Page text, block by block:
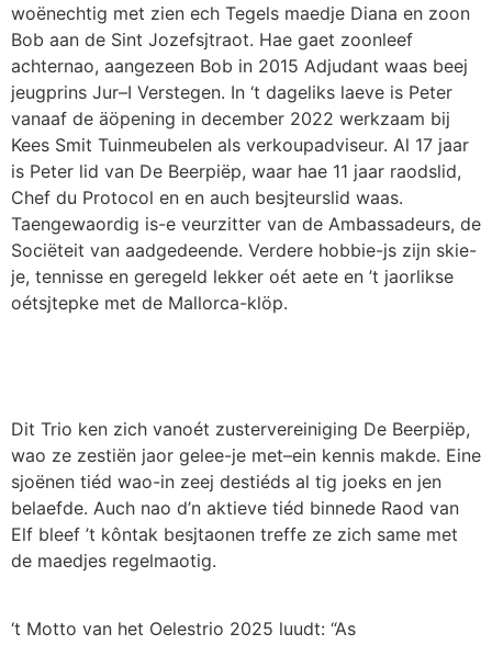
woënechtig met zien ech Tegels maedje Diana en zoon
Bob aan de Sint Jozefsjtraot. Hae gaet zoonleef
achternao, aangezeen Bob in 2015 Adjudant waas beej
jeugprins Jur–I Verstegen. In ‘t dageliks laeve is Peter
vanaaf de äöpening in december 2022 werkzaam bij
Kees Smit Tuinmeubelen als verkoupadviseur. Al 17 jaar
is Peter lid van De Beerpiëp, waar hae 11 jaar raodslid,
Chef du Protocol en en auch besjteurslid waas.
Taengewaordig is-e veurzitter van de Ambassadeurs, de
Sociëteit van aadgedeende. Verdere hobbie-js zijn skie-
je, tennisse en geregeld lekker oét aete en ’t jaorlikse
oétsjtepke met de Mallorca-klöp.
Dit Trio ken zich vanoét zustervereiniging De Beerpiëp,
wao ze zestiën jaor gelee-je met–ein kennis makde. Eine
sjoënen tiéd wao-in zeej destiéds al tig joeks en jen
belaefde. Auch nao d’n aktieve tiéd binnede Raod van
Elf bleef ’t kôntak besjtaonen treffe ze zich same met
de maedjes regelmaotig.
‘t Motto van het Oelestrio 2025 luudt: “As